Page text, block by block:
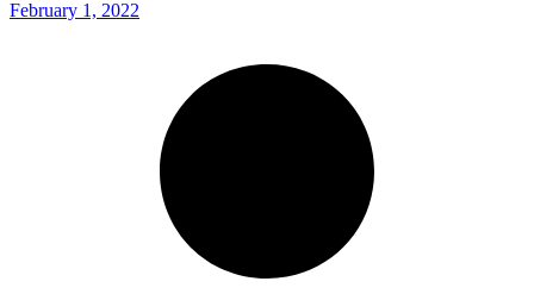
February 1, 2022